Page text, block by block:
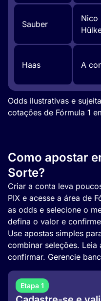
Sauber
Nico
Haas A
Odds ilustrativas e
cotações de Fórmula 1
Como apostar
Sorte?
Criar a conta leva
PIX e acesse a área de
as odds e selecione o
defina o valor e
Use apostas simples
combinar seleções.
confirmar. Gerencie
Etapa 1